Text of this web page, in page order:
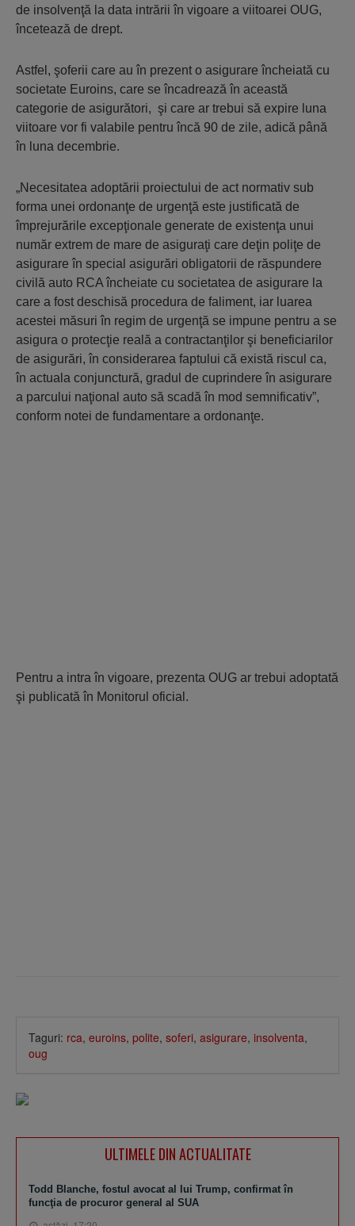
de insolvenţă la data intrării în vigoare a viitoarei OUG,
încetează de drept.
Astfel, şoferii care au în prezent o asigurare încheiată cu
societate Euroins, care se încadrează în această
categorie de asigurători, şi care ar trebui să expire luna
viitoare vor fi valabile pentru încă 90 de zile, adică până
în luna decembrie.
„Necesitatea adoptării proiectului de act normativ sub
forma unei ordonanţe de urgenţă este justificată de
împrejurările excepţionale generate de existenţa unui
număr extrem de mare de asiguraţi care deţin poliţe de
asigurare în special asigurări obligatorii de răspundere
civilă auto RCA încheiate cu societatea de asigurare la
care a fost deschisă procedura de faliment, iar luarea
acestei măsuri în regim de urgenţă se impune pentru a se
asigura o protecţie reală a contractanţilor şi beneficiarilor
de asigurări, în considerarea faptului că există riscul ca,
în actuala conjunctură, gradul de cuprindere în asigurare
a parcului naţional auto să scadă în mod semnificativ”,
conform notei de fundamentare a ordonanţe.
Pentru a intra în vigoare, prezenta OUG ar trebui adoptată
şi publicată în Monitorul oficial.
Taguri: rca, euroins, polite, soferi, asigurare, insolventa,
oug
ULTIMELE DIN ACTUALITATE
Todd Blanche, fostul avocat al lui Trump, confirmat în
funcţia de procuror general al SUA